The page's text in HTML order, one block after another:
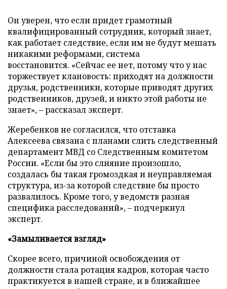
Он уверен, что если придет грамотный
квалифицированный сотрудник, который знает,
как работает следствие, если им не будут мешать
никакими реформами, система
восстановится. «Сейчас ее нет, потому что у нас
торжествует клановость: приходят на должности
друзья, родственники, которые приводят других
родственников, друзей, и никто этой работы не
знает», – рассказал эксперт.
Жеребенков не согласился, что отставка
Алексеева связана с планами слить следственный
департамент МВД со Следственным комитетом
России. «Если бы это слияние произошло,
создалась бы такая громоздкая и неуправляемая
структура, из-за которой следствие бы просто
развалилось. Кроме того, у ведомств разная
специфика расследований», – подчеркнул
эксперт.
«Замыливается взгляд»
Скорее всего, причиной освобождения от
должности стала ротация кадров, которая часто
практикуется в нашей стране, и в ближайшее